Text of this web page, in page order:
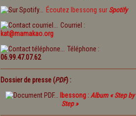
Écoutez Ibessong sur Spotify
Courriel :
kat@mamakao.org
Téléphone :
06.99.47.07.62
Dossier de presse (PDF) :
Ibessong : Album « Step by
Step »